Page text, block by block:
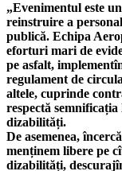
„Evenimentul este
reinstruire a
publică. Echipa
eforturi mari de
pe asfalt,
regulament de
altele, cuprinde
respectă
dizabilități.
De asemenea,
menținem libere pe
dizabilități,